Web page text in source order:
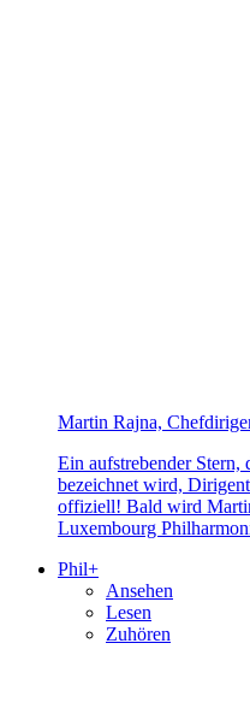
Martin Rajna,
Ein aufstrebender Stern,
bezeichnet wird,
offiziell! Bald wird
Luxembourg
Phil+
Ansehen
Lesen
Zuhören